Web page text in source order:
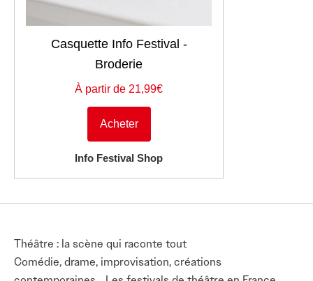
Casquette Info Festival -
Broderie
À partir de 21,99€
Acheter
Info Festival Shop
Théâtre : la scène qui raconte tout
Comédie, drame, improvisation, créations